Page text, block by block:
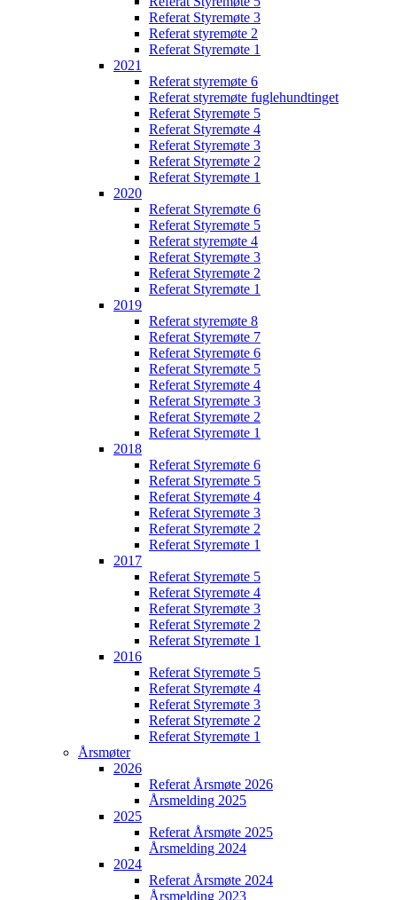
Referat Styremøte 3
Referat styremøte 2
Referat Styremøte 1
2021
Referat styremøte 6
Referat styremøte fuglehundtinget
Referat Styremøte 5
Referat Styremøte 4
Referat Styremøte 3
Referat Styremøte 2
Referat Styremøte 1
2020
Referat Styremøte 6
Referat Styremøte 5
Referat styremøte 4
Referat Styremøte 3
Referat Styremøte 2
Referat Styremøte 1
2019
Referat styremøte 8
Referat Styremøte 7
Referat Styremøte 6
Referat Styremøte 5
Referat Styremøte 4
Referat Styremøte 3
Referat Styremøte 2
Referat Styremøte 1
2018
Referat Styremøte 6
Referat Styremøte 5
Referat Styremøte 4
Referat Styremøte 3
Referat Styremøte 2
Referat Styremøte 1
2017
Referat Styremøte 5
Referat Styremøte 4
Referat Styremøte 3
Referat Styremøte 2
Referat Styremøte 1
2016
Referat Styremøte 5
Referat Styremøte 4
Referat Styremøte 3
Referat Styremøte 2
Referat Styremøte 1
Årsmøter
2026
Referat Årsmøte 2026
Årsmelding 2025
2025
Referat Årsmøte 2025
Årsmelding 2024
2024
Referat Årsmøte 2024
Årsmelding 2023